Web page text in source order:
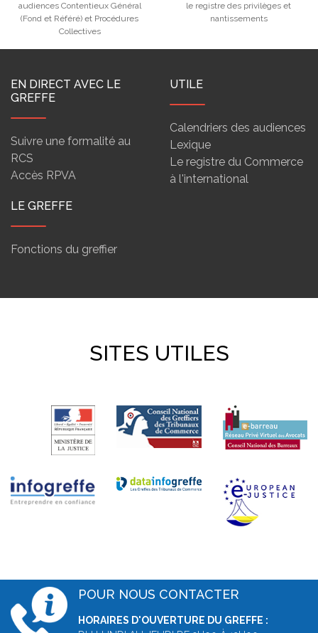
audiences Contentieux Général
(Fond et Référé) et Procédures
Collectives
le registre des privilèges et
nantissements
EN DIRECT AVEC LE
GREFFE
Suivre une formalité au
RCS
Accès RPVA
UTILE
Calendriers des audiences
Lexique
Le registre du Commerce
à l'international
LE GREFFE
Fonctions du greffier
SITES UTILES
POUR NOUS CONTACTER
HORAIRES D'OUVERTURE DU GREFFE :